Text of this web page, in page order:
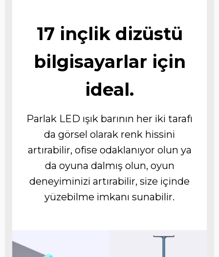
17 inçlik dizüstü
bilgisayarlar için
ideal.
Parlak LED ışık barının her iki tarafı
da görsel olarak renk hissini
artırabilir, ofise odaklanıyor olun ya
da oyuna dalmış olun, oyun
deneyiminizi artırabilir, size içinde
yüzebilme imkanı sunabilir.